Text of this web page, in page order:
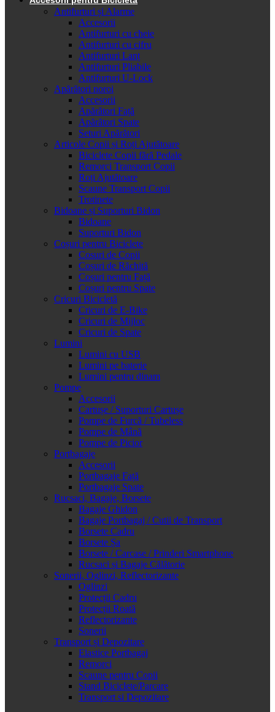
Antifurturi și Alarme
Accesorii
Antifurturi cu cheie
Antifurturi cu cifru
Antifurturi Lanț
Antifurturi Pliabile
Antifurturi U-Lock
Apărători noroi
Accesorii
Apărători Față
Apărători Spate
Seturi Apărători
Articole Copii și Roți Ajutătoare
Biciclete Copii fără Pedale
Remorci Transport Copii
Roți Ajutătoare
Scaune Transport Copii
Trotinete
Bidoane și Suporturi Bidon
Bidoane
Suporturi Bidon
Coșuri pentru Biciclete
Cosuri de Copii
Coșuri de Răchită
Coșuri pentru Față
Coșuri pentru Spate
Cricuri Bicicletă
Cricuri de E-Bike
Cricuri de Mijloc
Cricuri de Spate
Lumini
Lumini cu USB
Lumini pe baterie
Lumini pentru dinam
Pompe
Accesorii
Cartușe / Suporturi Cartușe
Pompe de Furcă / Tubeless
Pompe de Mână
Pompe de Picior
Portbagaje
Accesorii
Portbagaje Față
Portbagaje Spate
Rucsaci, Bagaje, Borsete
Bagaje Ghidon
Bagaje Portbagaj / Cutii de Transport
Borsete Cadru
Borsete Șa
Borsete / Carcase / Prinderi Smartphone
Rucsaci și Bagaje Călătorie
Sonerii, Oglinzi, Reflectorizante
Oglinzi
Protecții Cadru
Protecții Roată
Reflectorizante
Sonerii
Transport și Depozitare
Elastice Portbagaj
Remorci
Scaune pentru Copii
Stand Biciclete/Parcare
Transport si Depozitare